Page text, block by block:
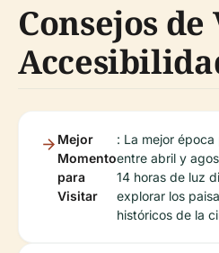
Consejos
Mejor
Momento
para
Visitar
: La mejor
entre abril y
14 horas de luz
explorar los
históricos de la